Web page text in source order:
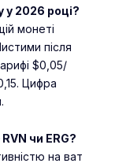
у 2026 році?
монеті
після
$0,05/
Цифра
чи ERG?
на ват